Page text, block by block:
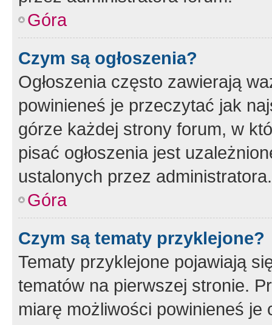
Góra
Czym są ogłoszenia?
Ogłoszenia często zawierają
powinieneś je przeczytać jak
górze każdej strony forum, w
pisać ogłoszenia jest
ustalonych przez administratora.
Góra
Czym są tematy przyklejone?
Tematy przyklejone pojawiają
tematów na pierwszej stronie.
miarę możliwości powinieneś je